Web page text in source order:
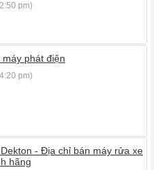
pm)
phát điện
pm)
- Địa chỉ bán máy rửa xe
hãng